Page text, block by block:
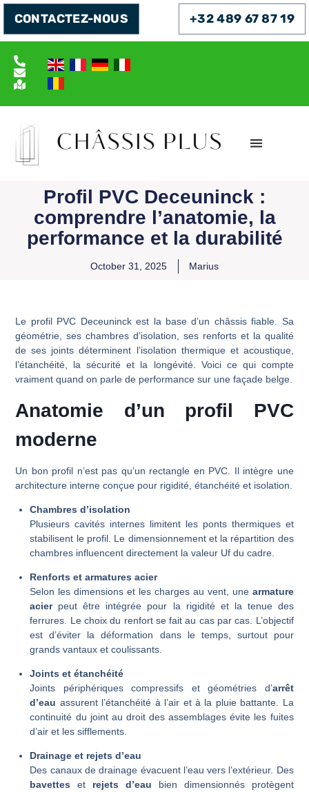
CONTACTEZ-NOUS +32 489 67 87 19
Profil PVC Deceuninck :
comprendre l’anatomie, la
performance et la durabilité
October 31, 2025 Marius
Le profil PVC Deceuninck est la base d’un châssis fiable. Sa
géométrie, ses chambres d’isolation, ses renforts et la qualité
de ses joints déterminent l’isolation thermique et acoustique,
l’étanchéité, la sécurité et la longévité. Voici ce qui compte
vraiment quand on parle de performance sur une façade belge.
Anatomie d’un profil PVC
moderne
Un bon profil n’est pas qu’un rectangle en PVC. Il intègre une
architecture interne conçue pour rigidité, étanchéité et isolation.
Chambres d’isolation
Plusieurs cavités internes limitent les ponts thermiques et
stabilisent le profil. Le dimensionnement et la répartition des
chambres influencent directement la valeur Uf du cadre.
Renforts et armatures acier
Selon les dimensions et les charges au vent, une armature
acierpeut être intégrée pour la rigidité et la tenue des
ferrures. Le choix du renfort se fait au cas par cas. L’objectif
est d’éviter la déformation dans le temps, surtout pour
grands vantaux et coulissants.
Joints et étanchéité
Joints périphériques compressifs et géométries d’arrêt
d’eau assurent l’étanchéité à l’air et à la pluie battante. La
continuité du joint au droit des assemblages évite les fuites
d’air et les sifflements.
Drainage et rejets d’eau
Des canaux de drainage évacuent l’eau vers l’extérieur. Des
bavettes et rejets d’eau bien dimensionnés protègent